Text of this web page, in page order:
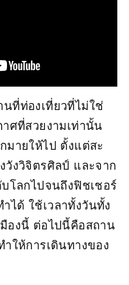
ที่ท่องเที่ยวที่ไม่ใช่
าศที่สวยงามเท่านั้น
มายให้ไป ตั้งแต่สะ
วังวิจิตรศิลป์ และจาก
โลกไปจนถึงฟิชเชอร์
ได้ ใช้เวลาทั้งวันทั้ง
องนี้ ต่อไปนี้คือสถาน
ให้การเดินทางของ